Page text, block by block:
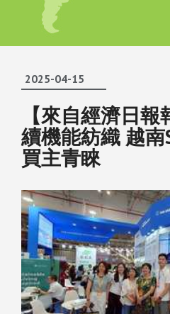
2025-04-15
【來自經濟日
續機能紡織 越南
買主青睞